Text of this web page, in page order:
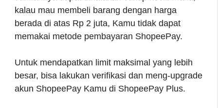
kalau mau membeli barang dengan harga
berada di atas Rp 2 juta, Kamu tidak dapat
memakai metode pembayaran ShopeePay.
Untuk mendapatkan limit maksimal yang lebih
besar, bisa lakukan verifikasi dan meng-upgrade
akun ShopeePay Kamu di ShopeePay Plus.